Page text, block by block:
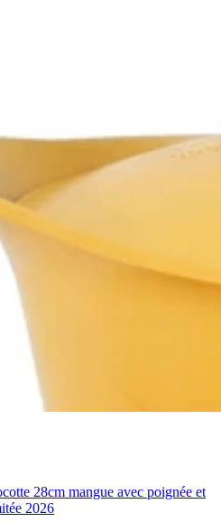
28cm mangue avec poignée et
2026